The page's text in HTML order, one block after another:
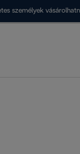
személyek